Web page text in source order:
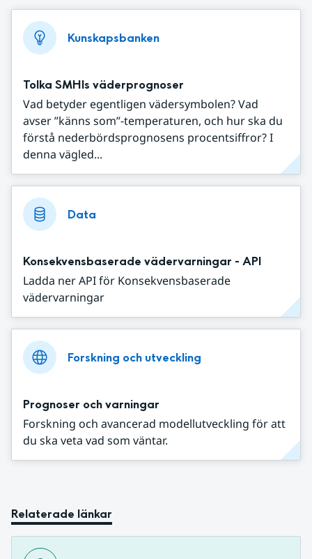
Kunskapsbanken
Tolka SMHIs väderprognoser
Vad betyder egentligen vädersymbolen? Vad
avser ”känns som”-temperaturen, och hur ska du
förstå nederbördsprognosens procentsiffror? I
denna vägled...
Data
Konsekvensbaserade vädervarningar - API
Ladda ner API för Konsekvensbaserade
vädervarningar
Forskning och utveckling
Prognoser och varningar
Forskning och avancerad modellutveckling för att
du ska veta vad som väntar.
Relaterade länkar